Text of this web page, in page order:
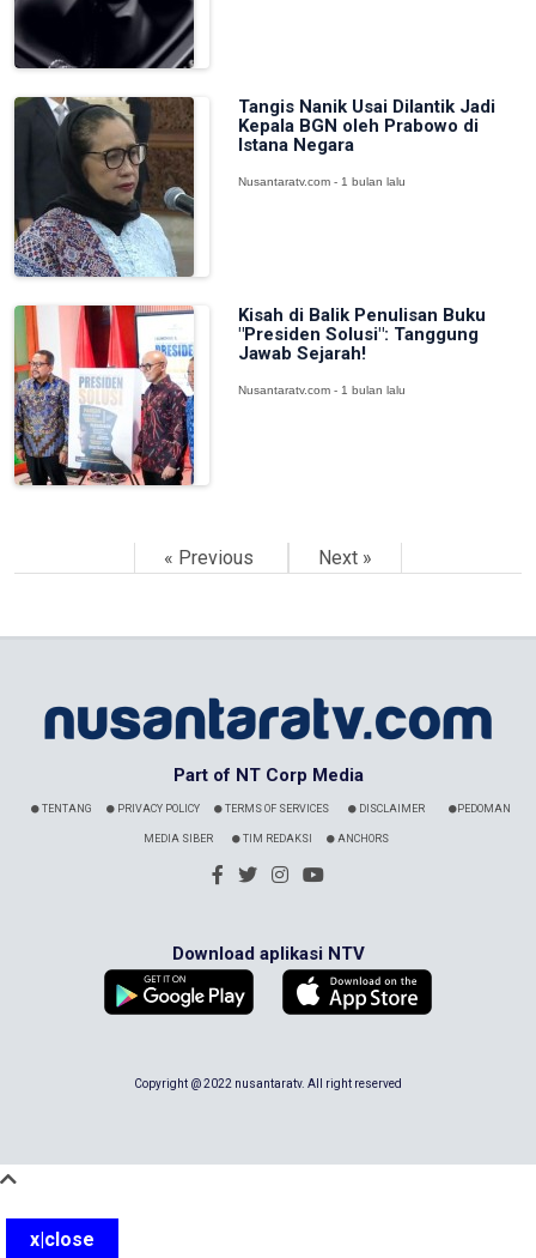
Tangis Nanik Usai Dilantik Jadi
Kepala BGN oleh Prabowo di
Istana Negara
Nusantaratv.com - 1 bulan lalu
Kisah di Balik Penulisan Buku
"Presiden Solusi": Tanggung
Jawab Sejarah!
Nusantaratv.com - 1 bulan lalu
« Previous Next »
Part of NT Corp Media
TENTANG PRIVACY POLICY TERMS OF SERVICES DISCLAIMER PEDOMAN
MEDIA SIBER TIM REDAKSI ANCHORS
Download aplikasi NTV
Copyright @ 2022 nusantaratv. All right reserved
x|close